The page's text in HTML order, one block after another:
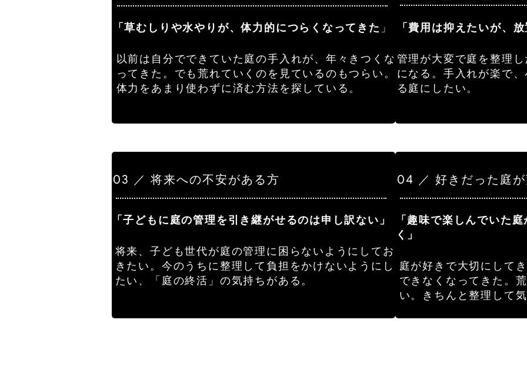
「草むしりや水やりが、体力的につらくなってきた 」
以前は自分でできていた庭の手入れが、年々きつくな
ってきた。でも荒れていくのを見ているのもつらい。
体力をあまり使わずに済む方法を探している。
「費用は抑えたいが、
管理が大変で庭を整理
になる。手入れが楽で
る庭にしたい。
03 ／ 将来への不安がある方
「子どもに庭の管理を引き継がせるのは申し訳ない」
将来、子ども世代が庭の管理に困らないようにしてお
きたい。今のうちに整理して負担をかけないようにし
たい、「庭の終活」の気持ちがある。
04 ／ 好きだった庭
「趣味で楽しんでいた
く」
庭が好きで大切にして
できなくなってきた。
い。きちんと整理して